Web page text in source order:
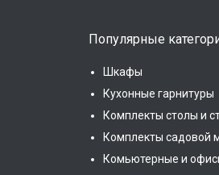
Популярные
Шкафы
Кухонные гарнитуры
Комплекты столы и
Комплекты садовой
Комьютерные и